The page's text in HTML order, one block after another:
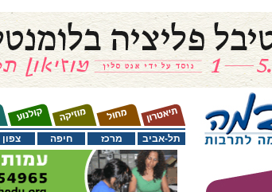
צפון חיפה מרכז תל-אביב